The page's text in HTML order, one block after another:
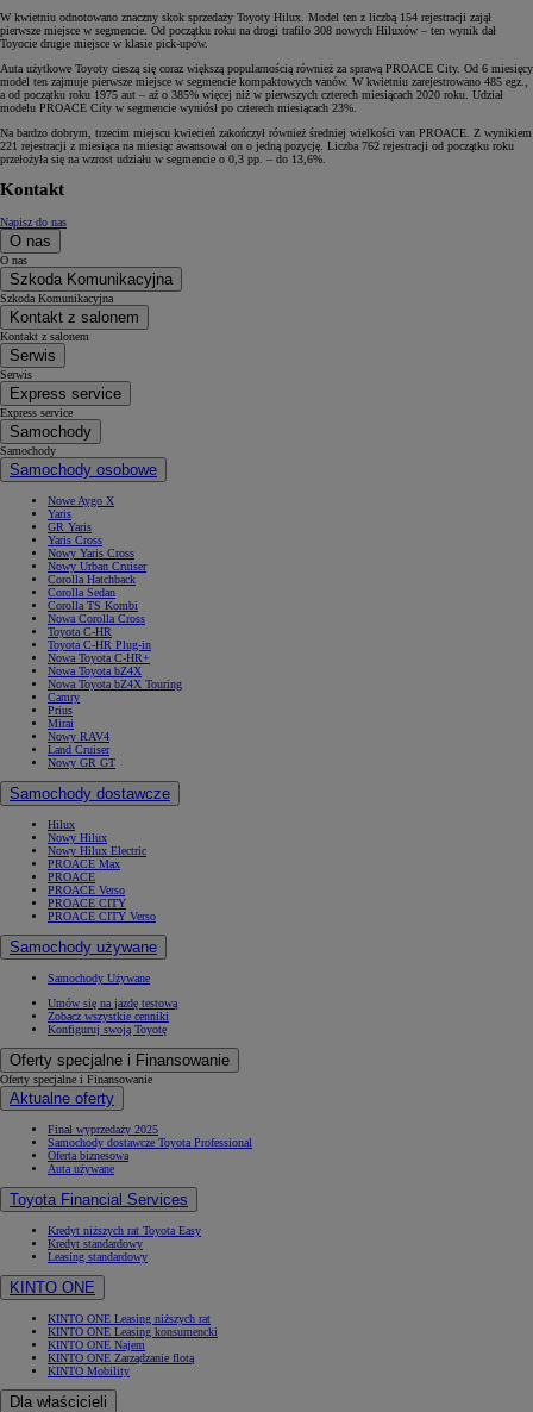
W kwietniu odnotowano znaczny skok sprzedaży Toyoty Hilux. Model ten z liczbą 154 rejestracji zajął
pierwsze miejsce w segmencie. Od początku roku na drogi trafiło 308 nowych Hiluxów – ten wynik dał
Toyocie drugie miejsce w klasie pick-upów.
Auta użytkowe Toyoty cieszą się coraz większą popularnością również za sprawą PROACE City. Od 6 miesięcy
model ten zajmuje pierwsze miejsce w segmencie kompaktowych vanów. W kwietniu zarejestrowano 485 egz.,
a od początku roku 1975 aut – aż o 385% więcej niż w pierwszych czterech miesiącach 2020 roku. Udział
modelu PROACE City w segmencie wyniósł po czterech miesiącach 23%.
Na bardzo dobrym, trzecim miejscu kwiecień zakończył również średniej wielkości van PROACE. Z wynikiem
221 rejestracji z miesiąca na miesiąc awansował on o jedną pozycję. Liczba 762 rejestracji od początku roku
przełożyła się na wzrost udziału w segmencie o 0,3 pp. – do 13,6%.
Kontakt
Napisz do nas
O nas
O nas
Szkoda Komunikacyjna
Szkoda Komunikacyjna
Kontakt z salonem
Kontakt z salonem
Serwis
Serwis
Express service
Express service
Samochody
Samochody
Samochody osobowe
Nowe Aygo X
Yaris
GR Yaris
Yaris Cross
Nowy Yaris Cross
Nowy Urban Cruiser
Corolla Hatchback
Corolla Sedan
Corolla TS Kombi
Nowa Corolla Cross
Toyota C-HR
Toyota C-HR Plug-in
Nowa Toyota C-HR+
Nowa Toyota bZ4X
Nowa Toyota bZ4X Touring
Camry
Prius
Mirai
Nowy RAV4
Land Cruiser
Nowy GR GT
Samochody dostawcze
Hilux
Nowy Hilux
Nowy Hilux Electric
PROACE Max
PROACE
PROACE Verso
PROACE CITY
PROACE CITY Verso
Samochody używane
Samochody Używane
Umów się na jazdę testową
Zobacz wszystkie cenniki
Konfiguruj swoją Toyotę
Oferty specjalne i Finansowanie
Oferty specjalne i Finansowanie
Aktualne oferty
Finał wyprzedaży 2025
Samochody dostawcze Toyota Professional
Oferta biznesowa
Auta używane
Toyota Financial Services
Kredyt niższych rat Toyota Easy
Kredyt standardowy
Leasing standardowy
KINTO ONE
KINTO ONE Leasing niższych rat
KINTO ONE Leasing konsumencki
KINTO ONE Najem
KINTO ONE Zarządzanie flotą
KINTO Mobility
Dla właścicieli